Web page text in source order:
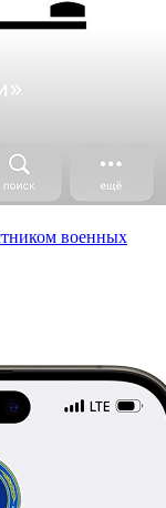
военных